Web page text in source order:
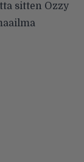
sitten Ozzy